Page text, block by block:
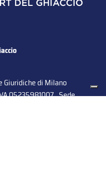
Giuridiche di Milano
05235981007 Sede